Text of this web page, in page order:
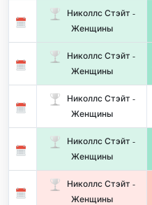
Николлс Стэйт -
Женщины
Николлс Стэйт -
Женщины
Николлс Стэйт -
Женщины
Николлс Стэйт -
Женщины
Николлс Стэйт -
Женщины